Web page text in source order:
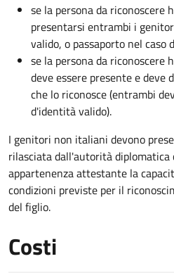
se la persona da riconoscere
presentarsi entrambi i
valido, o passaporto nel
se la persona da riconoscere
deve essere presente e deve
che lo riconosce (entrambi
d'identità valido).
I genitori non italiani devono
rilasciata dall'autorità diplomatica
appartenenza attestante la
condizioni previste per il
del figlio.
Costi